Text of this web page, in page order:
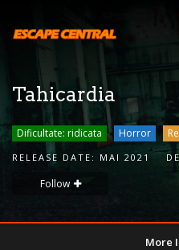
Tahicardia
Dificultate: ridicata Horror
RELEASE DATE: MAI 2021
Follow
More